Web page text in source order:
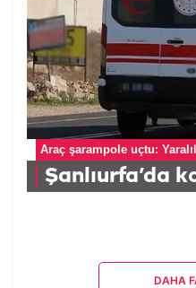
Araç şarampole uçtu:
Şanlıurfa’da
DAHA